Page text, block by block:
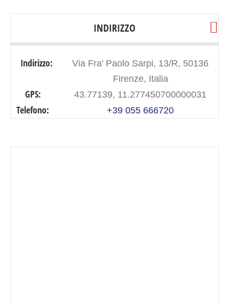
INDIRIZZO
Indirizzo:
Via Fra' Paolo Sarpi, 13/R, 50136
Firenze, Italia
GPS: 43.77139, 11.277450700000031
Telefono: +39 055 666720